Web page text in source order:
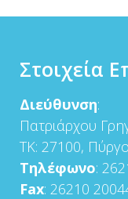
Στοιχεία
Διεύθυνση:
Πατριάρχου
ΤΚ: 27100,
Τηλέφωνο:
Fax: 26210